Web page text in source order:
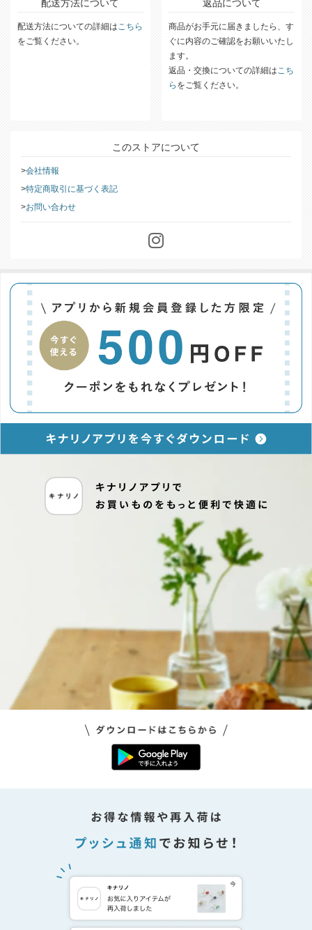
配送方法について
配送方法についての詳細はこちら
をご覧ください。
返品について
商品がお手元に届きましたら、す
ぐに内容のご確認をお願いいたし
ます。
返品・交換についての詳細はこち
ら をご覧ください。
このストアについて
会社情報
特定商取引に基づく表記
お問い合わせ